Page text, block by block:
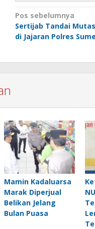
Navigasi
pos
Pos sebelumnya
Sertijab Tandai
di Jajaran Polres
Mamin Kadaluarsa
Marak Diperjual
Belikan Jelang
Bulan Puasa